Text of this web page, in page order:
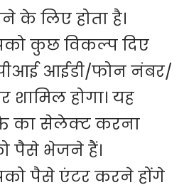
के लिए होता है।
कुछ विकल्प दिए
आईडी/फोन नंबर/
होगा। यह
का सेलेक्ट करना
पैसे भेजने हैं।
पैसे एंटर करने होंगे